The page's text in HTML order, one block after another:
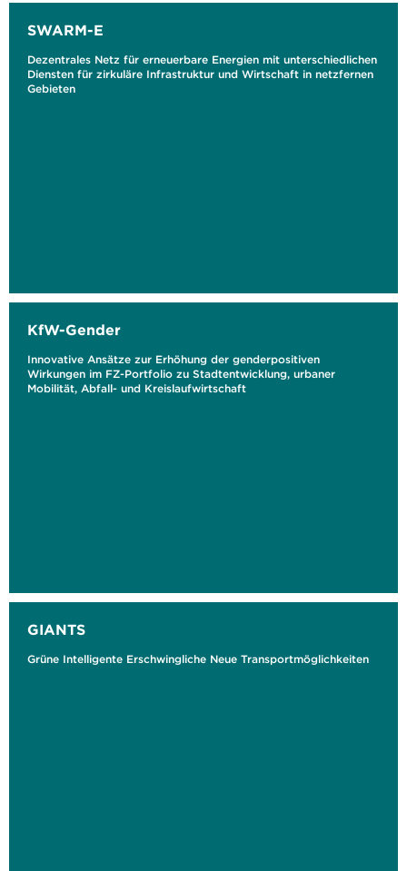
SWARM-E
Dezentrales Netz für erneuerbare Energien mit unterschiedlichen
Diensten für zirkuläre Infrastruktur und Wirtschaft in netzfernen
Gebieten
KfW-Gender
Innovative Ansätze zur Erhöhung der genderpositiven
Wirkungen im FZ-Portfolio zu Stadtentwicklung, urbaner
Mobilität, Abfall- und Kreislaufwirtschaft
GIANTS
Grüne Intelligente Erschwingliche Neue Transportmöglichkeiten